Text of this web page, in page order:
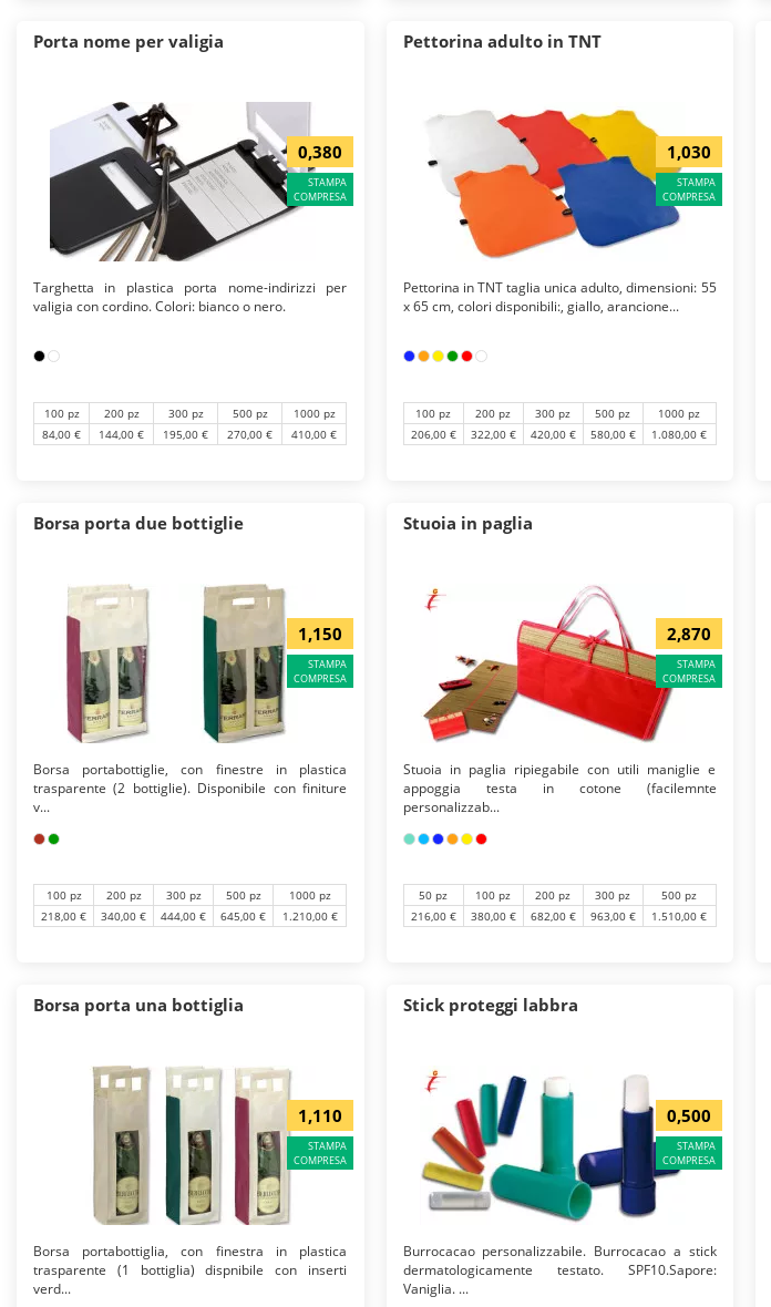
Porta nome per valigia
0,380
STAMPA
COMPRESA
Targhetta in plastica porta nome-indirizzi per
valigia con cordino. Colori: bianco o nero.
100 pz 200 pz 300 pz 500 pz
1000 pz
84,00 €
144,00 € 195,00 € 270,00 € 410,00 €
Pettorina adulto in TNT
1,030
STAMPA
COMPRESA
Pettorina in TNT taglia unica adulto, dimensioni: 55
x 65 cm, colori disponibili:, giallo, arancione...
100 pz 200 pz 300 pz 500 pz
1000 pz
206,00 €
322,00 € 420,00 € 580,00 € 1.080,00 €
Borsa porta due bottiglie
1,150
STAMPA
COMPRESA
Borsa portabottiglie, con finestre in plastica
trasparente (2 bottiglie). Disponibile con finiture
v...
100 pz 200 pz 300 pz 500 pz
1000 pz
218,00 €
340,00 € 444,00 € 645,00 € 1.210,00 €
Stuoia in paglia
2,870
STAMPA
COMPRESA
Stuoia in paglia ripiegabile con utili maniglie e
appoggia testa in cotone (facilemnte
personalizzab...
50 pz 100 pz 200 pz 300 pz
500 pz
216,00 €
380,00 € 682,00 € 963,00 € 1.510,00 €
Borsa porta una bottiglia
1,110
STAMPA
COMPRESA
Borsa portabottiglia, con finestra in plastica
trasparente (1 bottiglia) dispnibile con inserti
verd...
Stick proteggi labbra
0,500
STAMPA
COMPRESA
Burrocacao personalizzabile. Burrocacao a stick
dermatologicamente testato. SPF10.Sapore:
Vaniglia. ...